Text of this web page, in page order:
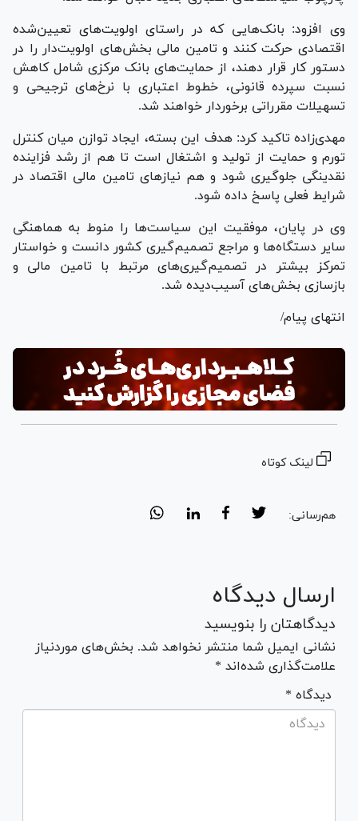
وی افزود: بانک‌هایی که در راستای اولویت‌های تعیین‌شده
اقتصادی حرکت کنند و تامین مالی بخش‌های اولویت‌دار را در
دستور کار قرار دهند، از حمایت‌های بانک مرکزی شامل کاهش
نسبت سپرده قانونی، خطوط اعتباری با نرخ‌های ترجیحی و
تسهیلات مقرراتی برخوردار خواهند شد.
مهدی‌زاده تاکید کرد: هدف این بسته، ایجاد توازن میان کنترل
تورم و حمایت از تولید و اشتغال است تا هم از رشد فزاینده
نقدینگی جلوگیری شود و هم نیاز‌های تامین مالی اقتصاد در
شرایط فعلی پاسخ داده شود.
وی در پایان، موفقیت این سیاست‌ها را منوط به هماهنگی
سایر دستگاه‌ها و مراجع تصمیم‌گیری کشور دانست و خواستار
تمرکز بیشتر در تصمیم‌گیری‌های مرتبط با تامین مالی و
بازسازی بخش‌های آسیب‌دیده شد.
انتهای پیام/
لینک کوتاه
هم‌رسانی:
ارسال دیدگاه
دیدگاهتان را بنویسید
نشانی ایمیل شما منتشر نخواهد شد. بخش‌های موردنیاز
علامت‌گذاری شده‌اند *
* دیدگاه